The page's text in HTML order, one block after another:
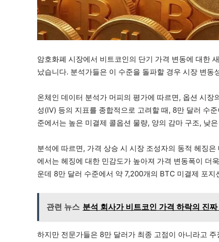
암호화폐 시장에서 비트코인의 단기 가격 변동에 대한
났습니다. 분석가들은 이 수준을 돌파할 경우 시장 변동
온체인 데이터 분석가 머피의 평가에 따르면, 옵션 시
성(IV) 등의 지표를 종합적으로 고려할 때, 8만 달러 수
준에서는 높은 미결제 콜옵션 물량, 양의 감마 구조, 낮
분석에 따르면, 가격 상승 시 시장 조성자의 동적 헤징
에서는 헤징에 대한 민감도가 높아져 가격 변동폭이 더
운데 8만 달러 수준에서 약 7,200개의 BTC 미결제 포지
관련 뉴스 분석 회사가 비트코인 가격 하락의 진
하지만 전문가들은 8만 달러가 최종 고점이 아니라고